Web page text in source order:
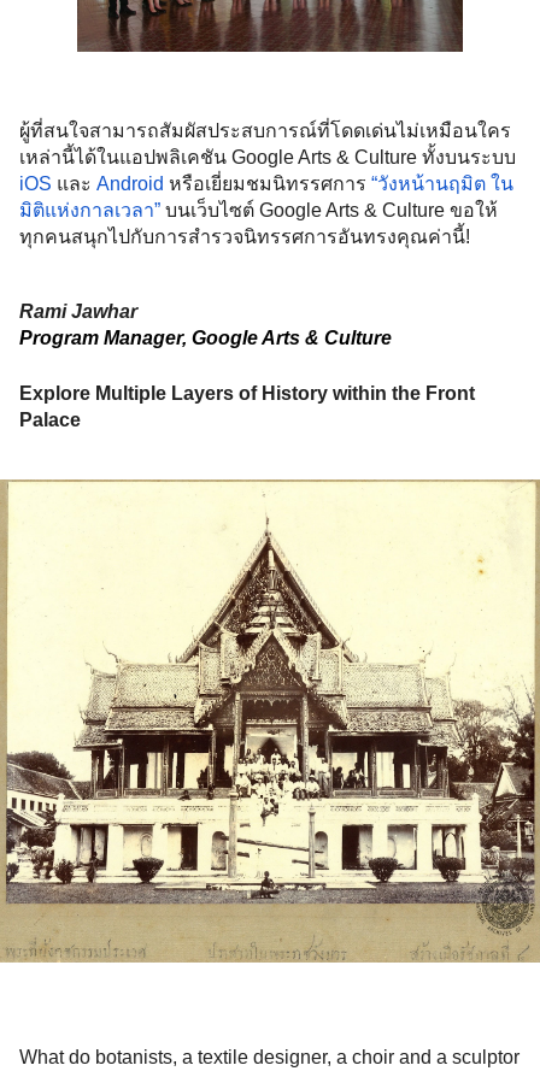
ผู้ที่สนใจสามารถสัมผัสประสบการณ์ที่โดดเด่นไม่เหมือนใคร
iOS และ Android หรือเยี่ยมชมนิทรรศการ “วังหน้านฤมิต ใน
มิติแห่งกาลเวลา” บนเว็บไซต์ Google Arts & Culture ขอให้
ทุกคนสนุกไปกับการสำรวจนิทรรศการอันทรงคุณค่านี้!
Rami Jawhar
Program Manager, Google Arts & Culture
Explore Multiple Layers of History within the Front
Palace
What do botanists, a textile designer, a choir and a sculptor